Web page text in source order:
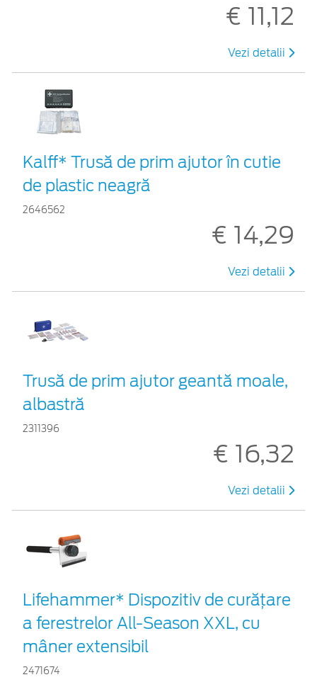
€ 11,12
Vezi detalii
Kalff* Trusă de prim ajutor în cutie
de plastic neagră
2646562
€ 14,29
Vezi detalii
Trusă de prim ajutor geantă moale,
albastră
2311396
€ 16,32
Vezi detalii
Lifehammer* Dispozitiv de curățare
a ferestrelor All-Season XXL, cu
mâner extensibil
2471674